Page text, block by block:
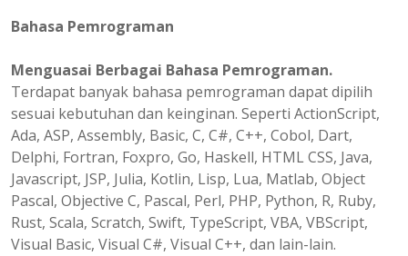
Bahasa Pemrograman
Menguasai Berbagai Bahasa Pemrograman.
Terdapat banyak bahasa pemrograman dapat dipilih
sesuai kebutuhan dan keinginan. Seperti ActionScript,
Ada, ASP, Assembly, Basic, C, C#, C++, Cobol, Dart,
Delphi, Fortran, Foxpro, Go, Haskell, HTML CSS, Java,
Javascript, JSP, Julia, Kotlin, Lisp, Lua, Matlab, Object
Pascal, Objective C, Pascal, Perl, PHP, Python, R, Ruby,
Rust, Scala, Scratch, Swift, TypeScript, VBA, VBScript,
Visual Basic, Visual C#, Visual C++, dan lain-lain.